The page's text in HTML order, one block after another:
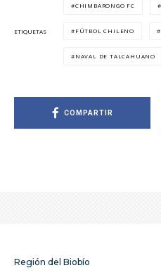
ETIQUETAS
CHIMBARONGO FC
FÚTBOL CHILENO
NAVAL DE TALCAHUANO
COMPARTIR
Región del Biobío